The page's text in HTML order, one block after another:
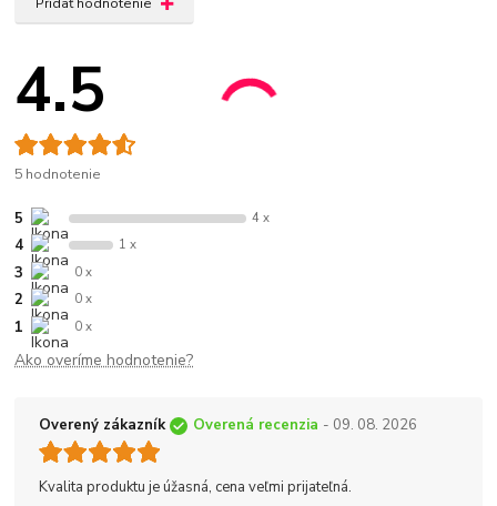
4.5
5 hodnotenie
5 4 x
4 1 x
3 0 x
2 0 x
1 0 x
Ako overíme hodnotenie?
Overený zákazník Overená recenzia - 09. 08. 2026
Kvalita produktu je úžasná, cena veľmi prijateľná.